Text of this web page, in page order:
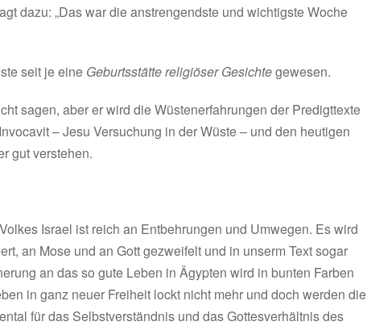
dazu: „Das war die anstrengendste und wichtigste Woche
seit je eine Geburtsstättereligiöser Gesichtegewesen.
sagen, aber er wird die Wüstenerfahrungen der Predigttexte
– Jesu Versuchung in der Wüste – und den heutigen
gut verstehen.
Israel ist reich an Entbehrungen und Umwegen. Es wird
an Mose und an Gott gezweifelt und in unserm Text sogar
an das so gute Leben in Ägypten wird in bunten Farben
in ganz neuer Freiheit lockt nicht mehr und doch werden die
für das Selbstverständnis und das Gottesverhältnis des